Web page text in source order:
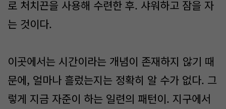
로 처치끈을 사용해 수련한 후. 샤워하고 잠을 자
는 것이다.
이곳에서는 시간이라는 개념이 존재하지 않기 때
문에, 얼마나 흘렀는지는 정확히 알 수가 없다. 그
렇게 지금 자준이 하는 일련의 패턴이. 지구에서